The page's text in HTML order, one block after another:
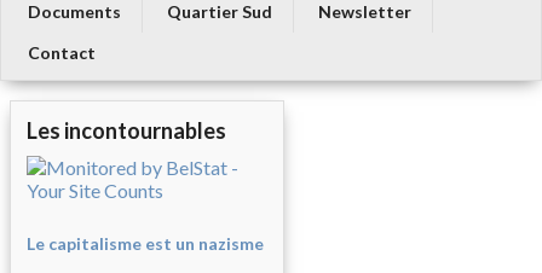
Documents
Quartier Sud
Newsletter
Contact
Les incontournables
Le capitalisme est un nazisme